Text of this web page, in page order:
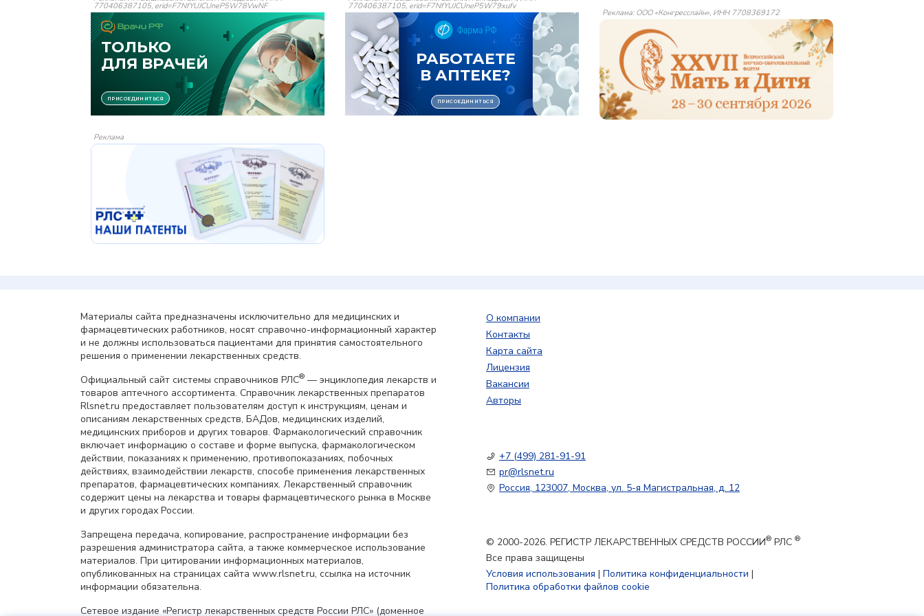
770406387105, erid=F7NfYUJCUneP5W78VwNF 770406387105, erid=F7NfYUJCUneP5W79xufv
Реклама: ООО «Конгресслайн», ИНН 7708369172
Реклама
Материалы сайта предназначены исключительно для медицинских и
фармацевтических работников, носят справочно-информационный характер
и не должны использоваться пациентами для принятия самостоятельного
решения о применении лекарственных средств.
Официальный сайт системы справочников РЛС® — энциклопедия лекарств и
товаров аптечного ассортимента. Справочник лекарственных препаратов
Rlsnet.ru предоставляет пользователям доступ к инструкциям, ценам и
описаниям лекарственных средств, БАДов, медицинских изделий,
медицинских приборов и других товаров. Фармакологический справочник
включает информацию о составе и форме выпуска, фармакологическом
действии, показаниях к применению, противопоказаниях, побочных
действиях, взаимодействии лекарств, способе применения лекарственных
препаратов, фармацевтических компаниях. Лекарственный справочник
содержит цены на лекарства и товары фармацевтического рынка в Москве
и других городах России.
Запрещена передача, копирование, распространение информации без
разрешения администратора сайта, а также коммерческое использование
материалов. При цитировании информационных материалов,
опубликованных на страницах сайта www.rlsnet.ru, ссылка на источник
информации обязательна.
Сетевое издание «Регистр лекарственных средств России РЛС» (доменное
О компании
Контакты
Карта сайта
Лицензия
Вакансии
Авторы
+7 (499) 281-91-91
pr@rlsnet.ru
Россия, 123007, Москва, ул. 5-я Магистральная, д. 12
© 2000-2026. РЕГИСТР ЛЕКАРСТВЕННЫХ СРЕДСТВ РОССИИ® РЛС ®
Все права защищены
Условия использования | Политика конфиденциальности |
Политика обработки файлов cookie